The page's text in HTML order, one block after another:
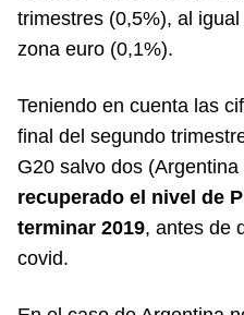
trimestres (0,5%), al
zona euro (0,1%).
Teniendo en cuenta las
final del segundo
G20 salvo dos
recuperado el nivel de
terminar 2019, antes de
covid.